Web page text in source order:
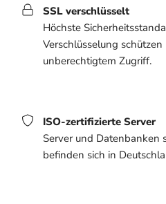
SSL verschlüsselt
Höchste
Verschlüsselung
unberechtigtem Zugriff.
ISO-zertifizierte Server
Server und Datenbanken
befinden sich in